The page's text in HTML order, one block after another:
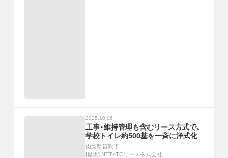
2025.10.06
工事・維持管理も含むリース方式で、
学校トイレ約500基を一斉に洋式化
山梨県笛吹市
[提供] NTT・TCリース株式会社